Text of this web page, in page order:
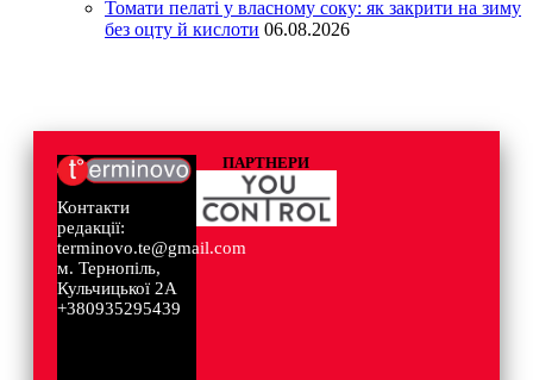
Томати пелаті у власному соку: як закрити на зиму
без оцту й кислоти 06.08.2026
Контакти
редакції:
terminovo.te@gmail.com
м. Тернопіль,
Кульчицької 2А
+380935295439
ПАРТНЕРИ